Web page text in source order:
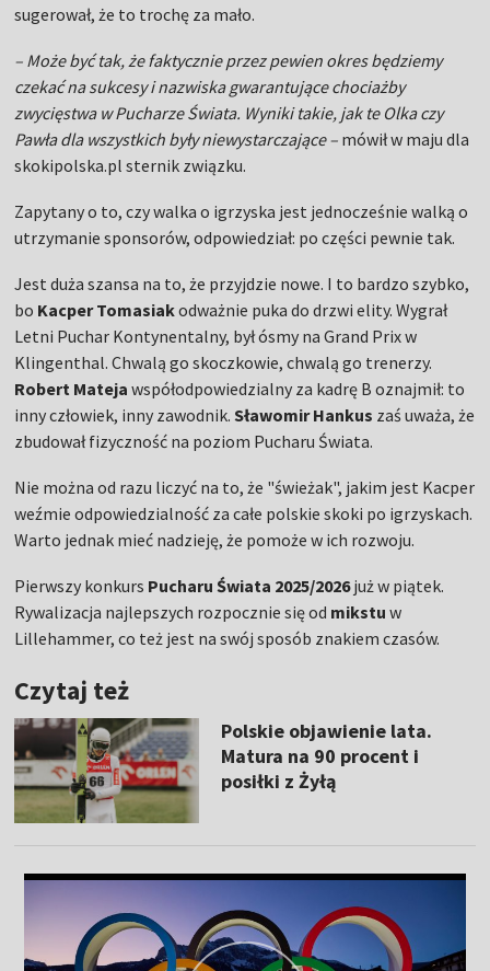
sugerował, że to trochę za mało.
– Może być tak, że faktycznie przez pewien okres będziemy
czekać na sukcesy i nazwiska gwarantujące chociażby
zwycięstwa w Pucharze Świata. Wyniki takie, jak te Olka czy
Pawła dla wszystkich były niewystarczające – mówił w maju dla
skokipolska.pl sternik związku.
Zapytany o to, czy walka o igrzyska jest jednocześnie walką o
utrzymanie sponsorów, odpowiedział: po części pewnie tak.
Jest duża szansa na to, że przyjdzie nowe. I to bardzo szybko,
bo Kacper Tomasiakodważnie puka do drzwi elity. Wygrał
Letni Puchar Kontynentalny, był ósmy na Grand Prix w
Klingenthal. Chwalą go skoczkowie, chwalą go trenerzy.
Robert Mateja współodpowiedzialny za kadrę B oznajmił: to
inny człowiek, inny zawodnik.Sławomir Hankus zaś uważa, że
zbudował fizyczność na poziom Pucharu Świata.
Nie można od razu liczyć na to, że "świeżak", jakim jest Kacper
weźmie odpowiedzialność za całe polskie skoki po igrzyskach.
Warto jednak mieć nadzieję, że pomoże w ich rozwoju.
Pierwszy konkurs Pucharu Świata 2025/2026już w piątek.
Rywalizacja najlepszych rozpocznie się od mikstuw
Lillehammer, co też jest na swój sposób znakiem czasów.
Czytaj też
Polskie objawienie lata.
Matura na 90 procent i
posiłki z Żyłą